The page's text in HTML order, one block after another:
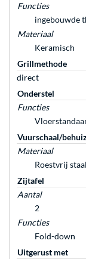
Functies
ingebouwde
Materiaal
Keramisch
Grillmethode
direct
Onderstel
Functies
Vuurschaal/
Materiaal
Roestvrij staal
Zijtafel
Aantal
2
Functies
Fold-down
Uitgerust met